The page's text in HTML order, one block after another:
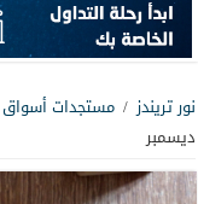
نور تريندز / مستجدات أسواق
ديسمبر